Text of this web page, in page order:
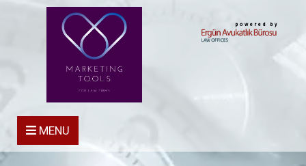
powered by
MENU